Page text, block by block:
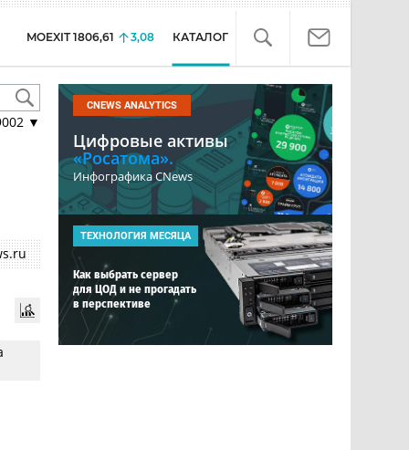
MOEXIT 1806,61 3,08 КАТАЛОГ
▼
CNEWS ANALYTICS
Цифровые активы
«Росатома».
Инфографика CNews
ТЕХНОЛОГИЯ МЕСЯЦА
Как выбрать сервер
для ЦОД и не прогадать
в перспективе